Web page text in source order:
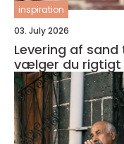
inspiration
03. July 2026
Levering af
vælger du rigtigt